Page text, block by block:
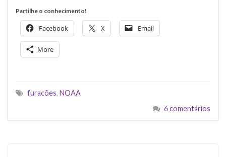
Partilhe o conhecimento!
Facebook X Email
More
furacões, NOAA
6 comentários